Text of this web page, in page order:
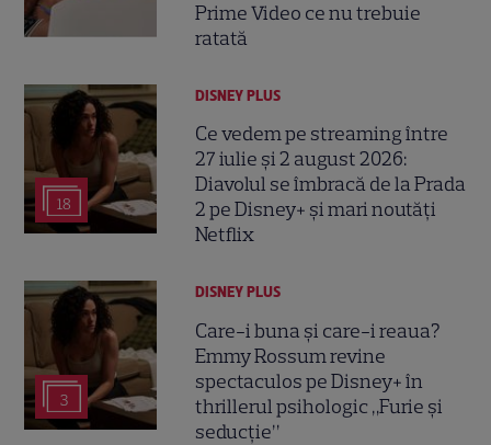
Prime Video ce nu trebuie
ratată
18
DISNEY PLUS
Ce vedem pe streaming între
27 iulie și 2 august 2026:
Diavolul se îmbracă de la Prada
2 pe Disney+ și mari noutăți
Netflix
3
DISNEY PLUS
Care-i buna și care-i reaua?
Emmy Rossum revine
spectaculos pe Disney+ în
thrillerul psihologic „Furie și
seducție”